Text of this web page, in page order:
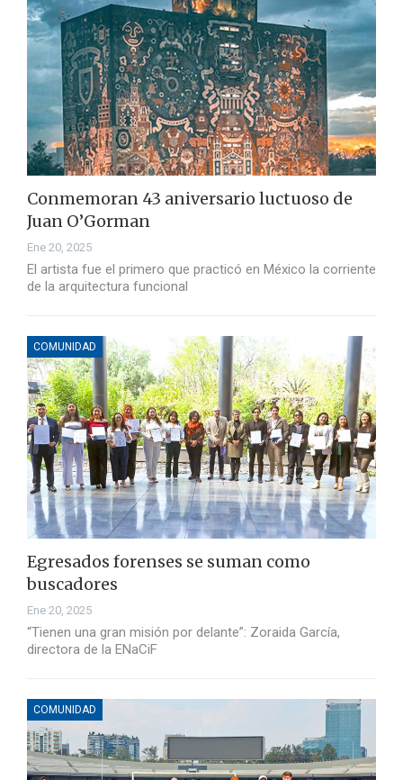
Conmemoran 43 aniversario luctuoso de
Juan O’Gorman
Ene 20, 2025
El artista fue el primero que practicó en México la corriente
de la arquitectura funcional
COMUNIDAD
Egresados forenses se suman como
buscadores
Ene 20, 2025
“Tienen una gran misión por delante”: Zoraida García,
directora de la ENaCiF
COMUNIDAD